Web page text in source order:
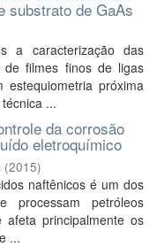
substrato de GaAs
a caracterização das
de filmes finos de ligas
estequiometria próxima
...
da corrosão
eletroquímico
(2015)
naftênicos é um dos
processam petróleos
afeta principalmente os
...